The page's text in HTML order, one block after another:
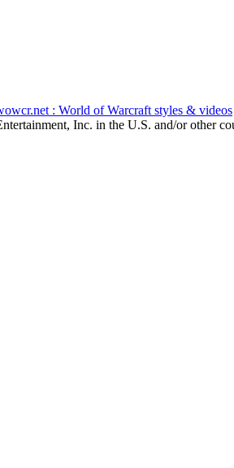
: World of Warcraft styles & videos
Inc. in the U.S. and/or other